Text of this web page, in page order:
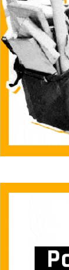
ARCANE SARRERAN